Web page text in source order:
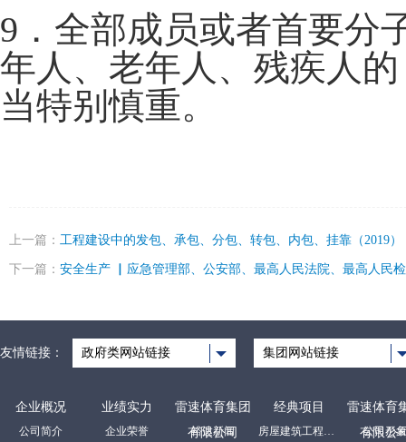
9．全部成员或者首要分
年人、老年人、残疾人
当特别慎重。
上一篇： 工程建设中的发包、承包、分包、转包、内包、挂靠（2019）
下一篇： 安全生产 ▏应急管理部、公安部、最高人民法院、最高人民
友情链接： 政府类网站链接 集团网站链接
企业概况
公司简介
业绩实力
企业荣誉
雷速体育集团
有限公司
裕达新闻
经典项目
房屋建筑工程项目
雷速体育
有限公
公司形象